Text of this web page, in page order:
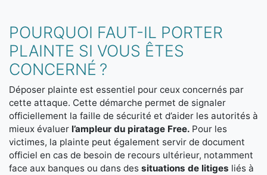
POURQUOI FAUT-IL PORTER
PLAINTE SI VOUS ÊTES
CONCERNÉ ?
Déposer plainte est essentiel pour ceux concernés par
cette attaque. Cette démarche permet de signaler
officiellement la faille de sécurité et d’aider les autorités à
mieux évaluer l’ampleur du piratage Free. Pour les
victimes, la plainte peut également servir de document
officiel en cas de besoin de recours ultérieur, notamment
face aux banques ou dans des situations de litiges liés à